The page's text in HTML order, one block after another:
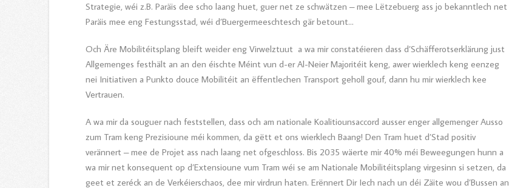
Strategie, wéi z.B. Paräis dee scho laang huet, guer net ze schwätzen – mee Lëtzebuerg ass jo bekanntlech net
Paräis mee eng Festungsstad, wéi d’Buergermeeschtesch gär betount…
Och Äre Mobilitéitsplang bleift weider eng Virwelztuut a wa mir constatéieren dass d’Schäfferotserklärung just
Allgemenges festhält an an den éischte Méint vun d-er Al-Neier Majoritéit keng, awer wierklech keng eenzeg
nei Initiativen a Punkto douce Mobilitéit an ëffentlechen Transport geholl gouf, dann hu mir wierklech kee
Vertrauen.
A wa mir da souguer nach feststellen, dass och am nationale Koalitiounsaccord ausser enger allgemenger Ausso
zum Tram keng Prezisioune méi kommen, da gëtt et ons wierklech Baang! Den Tram huet d’Stad positiv
verännert – mee de Projet ass nach laang net ofgeschloss. Bis 2035 wäerte mir 40% méi Beweegungen hunn a
wa mir net konsequent op d’Extensioune vum Tram wéi se am Nationale Mobilitéitsplang virgesinn si setzen, da
geet et zeréck an de Verkéierschaos, dee mir virdrun haten. Erënnert Dir Iech nach un déi Zäite wou d’Bussen an